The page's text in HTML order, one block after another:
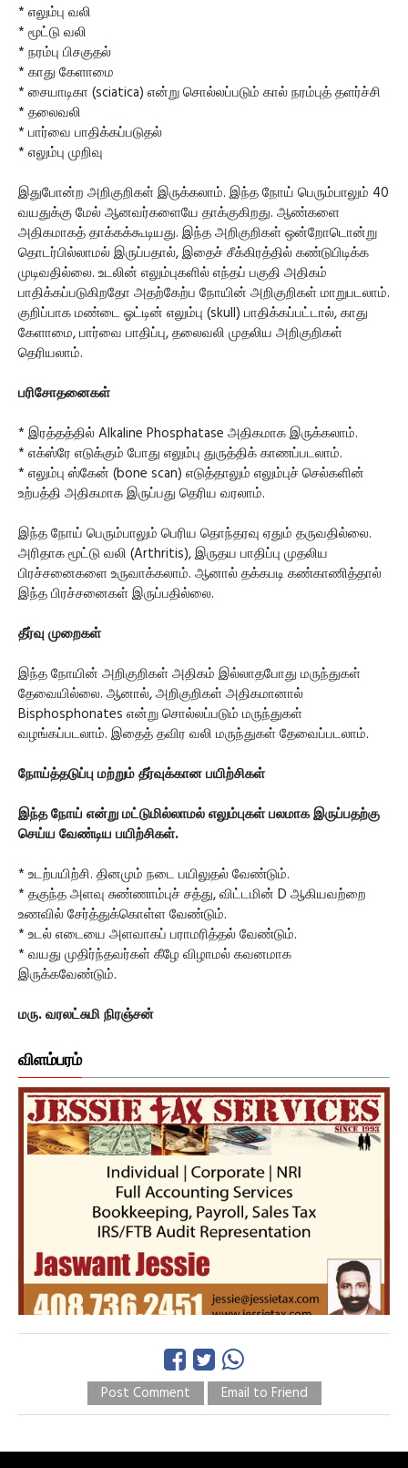
* எலும்பு வலி
* மூட்டு வலி
* நரம்பு பிசகுதல்
* காது கேளாமை
* சையாடிகா (sciatica) என்று சொல்லப்படும் கால் நரம்புத் தளர்ச்சி
* தலைவலி
* பார்வை பாதிக்கப்படுதல்
* எலும்பு முறிவு
இதுபோன்ற அறிகுறிகள் இருக்கலாம். இந்த நோய் பெரும்பாலும் 40
வயதுக்கு மேல் ஆனவர்களையே தாக்குகிறது. ஆண்களை
அதிகமாகத் தாக்கக்கூடியது. இந்த அறிகுறிகள் ஒன்றோடொன்று
தொடர்பில்லாமல் இருப்பதால், இதைச் சீக்கிரத்தில் கண்டுபிடிக்க
முடிவதில்லை. உடலின் எலும்புகளில் எந்தப் பகுதி அதிகம்
பாதிக்கப்படுகிறதோ அதற்கேற்ப நோயின் அறிகுறிகள் மாறுபடலாம்.
குறிப்பாக மண்டை ஓட்டின் எலும்பு (skull) பாதிக்கப்பட்டால், காது
கேளாமை, பார்வை பாதிப்பு, தலைவலி முதலிய அறிகுறிகள்
தெரியலாம்.
பரிசோதனைகள்
* இரத்தத்தில் Alkaline Phosphatase அதிகமாக இருக்கலாம்.
* எக்ஸ்ரே எடுக்கும் போது எலும்பு துருத்திக் காணப்படலாம்.
* எலும்பு ஸ்கேன் (bone scan) எடுத்தாலும் எலும்புச் செல்களின்
உற்பத்தி அதிகமாக இருப்பது தெரிய வரலாம்.
இந்த நோய் பெரும்பாலும் பெரிய தொந்தரவு ஏதும் தருவதில்லை.
அரிதாக மூட்டு வலி (Arthritis), இருதய பாதிப்பு முதலிய
பிரச்சனைகளை உருவாக்கலாம். ஆனால் தக்கபடி கண்காணித்தால்
இந்த பிரச்சனைகள் இருப்பதில்லை.
தீர்வு முறைகள்
இந்த நோயின் அறிகுறிகள் அதிகம் இல்லாதபோது மருந்துகள்
தேவையில்லை. ஆனால், அறிகுறிகள் அதிகமானால்
Bisphosphonates என்று சொல்லப்படும் மருந்துகள்
வழங்கப்படலாம். இதைத் தவிர வலி மருந்துகள் தேவைப்படலாம்.
நோய்த்தடுப்பு மற்றும் தீர்வுக்கான பயிற்சிகள்
இந்த நோய் என்று மட்டுமில்லாமல் எலும்புகள் பலமாக இருப்பதற்கு
செய்ய வேண்டிய பயிற்சிகள்.
* உடற்பயிற்சி. தினமும் நடை பயிலுதல் வேண்டும்.
* தகுந்த அளவு சுண்ணாம்புச் சத்து, விட்டமின் D ஆகியவற்றை
உணவில் சேர்த்துக்கொள்ள வேண்டும்.
* உடல் எடையை அளவாகப் பராமரித்தல் வேண்டும்.
* வயது முதிர்ந்தவர்கள் கீழே விழாமல் கவனமாக
இருக்கவேண்டும்.
மரு. வரலட்சுமி நிரஞ்சன்
விளம்பரம்
Post Comment Email to Friend